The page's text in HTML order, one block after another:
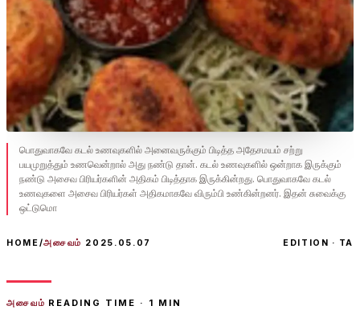
பொதுவாகவே கடல் உணவுகளில் அனைவருக்கும் பிடித்த அதேசமயம் சற்று
பயமுறுத்தும் உணவென்றால் அது நண்டு தான். கடல் உணவுகளில் ஒன்றாக இருக்கும்
நண்டு அசைவ பிரியர்களின் அதிகம் பிடித்தாக இருக்கின்றது. பொதுவாகவே கடல்
உணவுகளை அசைவ பிரியர்கள் அதிகமாகவே விரும்பி உண்கின்றனர். இதன் சுவைக்கு
ஒட்டுமொ
HOME/அசைவம் 2025.05.07 EDITION · TA
அசைவம் READING TIME · 1 MIN